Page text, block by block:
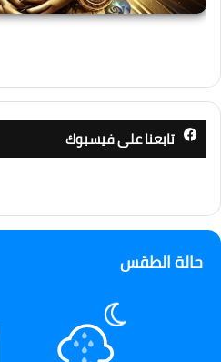
تابعنا على فيسبوك
حالة الطقس